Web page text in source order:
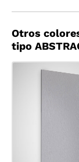
Otros
tipo